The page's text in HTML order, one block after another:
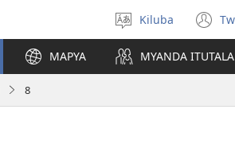
Tonga
Ludimi
Kiluba
MAPYA MYANDA ITUTALA
8